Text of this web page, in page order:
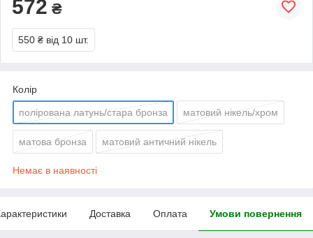
572 ₴
550 ₴ від 10 шт.
Колір
полірована латунь/стара бронза матовий нікель/хром
матова бронза матовий античний нікель
Немає в наявності
Доставка Оплата Умови повернення